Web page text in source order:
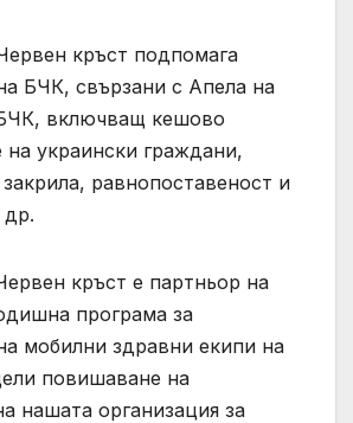
кръст подпомага
БЧК, свързани с Апела на
включващ кешово
на украински граждани,
равнопоставеност и
кръст е партньор на
програма за
мобилни здравни екипи на
повишаване на
нашата организация за